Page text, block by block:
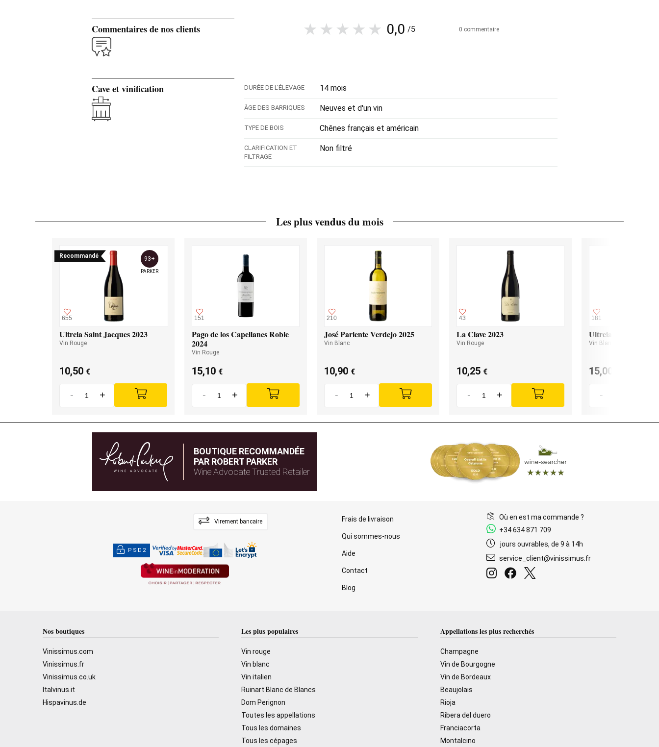
Commentaires de nos clients 0,0 /5 0 commentaire
Cave et vinification DURÉE DE L'ÉLEVAGE 14 mois
ÂGE DES BARRIQUES Neuves et d'un vin
TYPE DE BOIS Chênes français et américain
CLARIFICATION ET
FILTRAGE
Non filtré
Les plus vendus du mois
Recommandé
655
93+
PARKER
Ultreia Saint Jacques 2023
Vin Rouge
10,50 €
- +
151
Pago de los Capellanes Roble
2024
Vin Rouge
15,10 €
- +
210
José Pariente Verdejo 2025
Vin Blanc
10,90 €
- +
43
La Clave 2023
Vin Rouge
10,25 €
- +
181
Ultreia Godello 2024
Vin Blanc
15,00
-
BOUTIQUE RECOMMANDÉE
PAR ROBERT PARKER
Wine Advocate Trusted Retailer
Virement bancaire
PSD2
Frais de livraison
Qui sommes-nous
Aide
Contact
Blog
Où en est ma commande ?
+34 634 871 709
jours ouvrables, de 9 à 14h
service_client@vinissimus.fr
Nos boutiques
Vinissimus.com
Vinissimus.fr
Vinissimus.co.uk
Italvinus.it
Hispavinus.de
Les plus populaires
Vin rouge
Vin blanc
Vin italien
Ruinart Blanc de Blancs
Dom Perignon
Toutes les appellations
Tous les domaines
Tous les cépages
Appellations les plus recherchés
Champagne
Vin de Bourgogne
Vin de Bordeaux
Beaujolais
Rioja
Ribera del duero
Franciacorta
Montalcino